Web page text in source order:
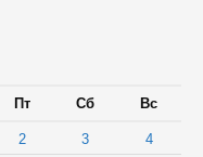
Пт Сб Вс
2 3
4